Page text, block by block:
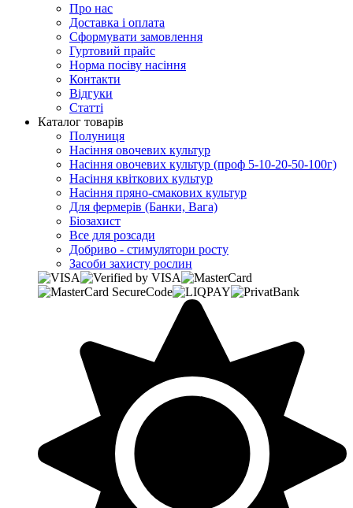
Про нас
Доставка і оплата
Сформувати замовлення
Гуртовий прайс
Норма посіву насіння
Контакти
Відгуки
Статті
Каталог товарів
Полуниця
Насіння овочевих культур
Насіння овочевих культур (проф 5-10-20-50-100г)
Насіння квіткових культур
Насіння пряно-смакових культур
Для фермерів (Банки, Вага)
Біозахист
Все для розсади
Добриво - стимулятори росту
Засоби захисту рослин